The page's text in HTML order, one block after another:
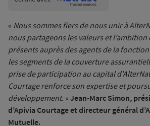
trusted
« Nous sommes fiers de nous unir à
nous partageons les valeurs et l’ambition
présents auprès des agents de la
les segments de la couverture
prise de participation au capital
Courtage renforce son expertise et
développement. » Jean-Marc Simon,
d’Apivia Courtage et directeur général
Mutuelle.